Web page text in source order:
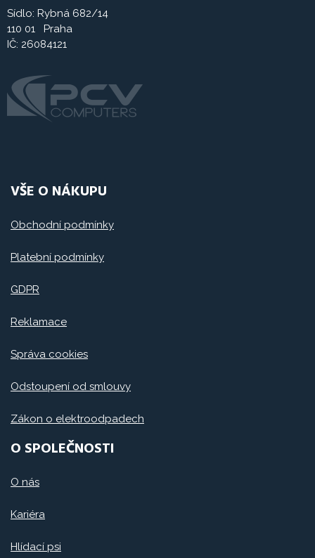
Sídlo: Rybná 682/14
110 01 Praha
IČ: 26084121
VŠE O NÁKUPU
Obchodní podmínky
Platební podmínky
GDPR
Reklamace
Správa cookies
Odstoupení od smlouvy
Zákon o elektroodpadech
O SPOLEČNOSTI
O nás
Kariéra
Hlídací psi